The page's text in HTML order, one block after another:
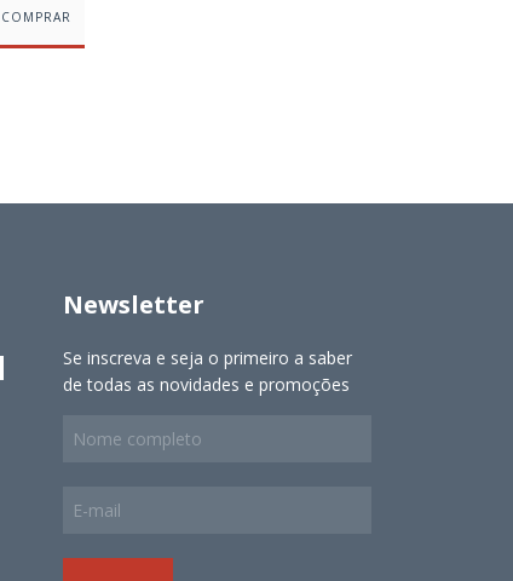
COMPRAR
Newsletter
Se inscreva e seja o primeiro a saber
de todas as novidades e promoções